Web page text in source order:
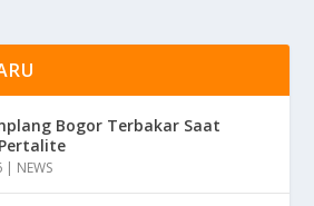
Bogor Terbakar Saat
NEWS